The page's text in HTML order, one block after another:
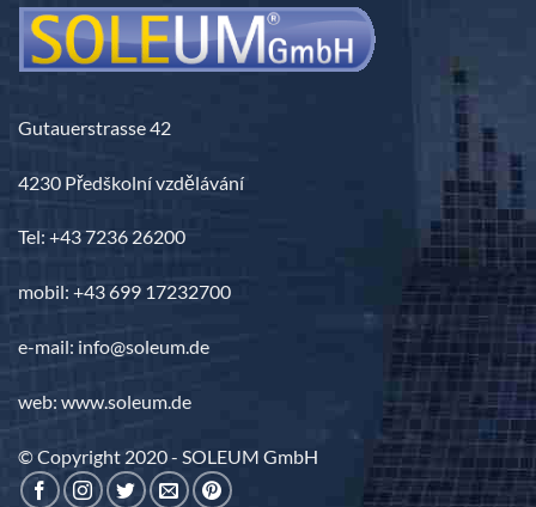
Gutauerstrasse 42
4230 Předškolní vzdělávání
Tel: +43 7236 26200
mobil: +43 699 17232700
e-mail: info@soleum.de
web: www.soleum.de
© Copyright 2020 - SOLEUM GmbH